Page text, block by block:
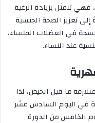
تتمثل بزيادة الرغبة
تعزيز الصحة الجنسية
في العضلات الملساء،
عند النساء.
ما قبل الحيض، لذا
في اليوم السادس عشر
الخامس من الدورة